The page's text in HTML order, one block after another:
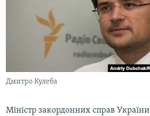
ДЕПОРТАЦІЯ
ВІДЕОУРОКИ «ELIFBE»
СВІДЧЕННЯ ОКУПАЦІЇ
УКРАЇНСЬКА ПРОБЛЕМА КРИМУ
ІНФОГРАФІКА
ЯК ОБІЙТИ БЛОКУВАННЯ
Qırımtatar
ДОЛУЧАЙСЯ!
Дмитро Кулеба
Міністр закордонних справ України